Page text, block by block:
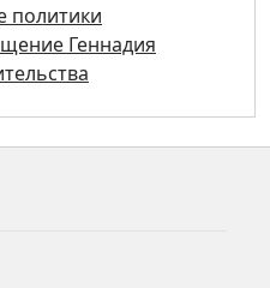
политики
Геннадия